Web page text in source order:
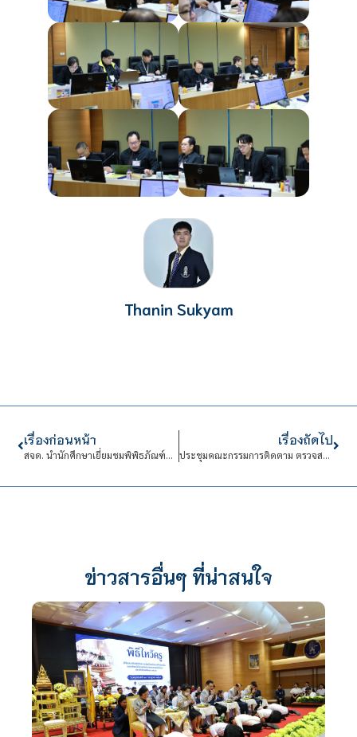
Thanin Sukyam
เรื่องก่อนหน้า
สจด. นำนักศึกษาเยี่ยมชมพิพิธภัณฑ์พระรามเก้า และ FUTURIUM ศูนย์นวัตกรรมแห่งอนาคต
เรื่องถัดไป
ประชุมคณะกรรมการติดตาม ตรวจสอบ และประเมินผลการปฏิบัติงานของสถาบันเทคโนโลยีจิตรลดา
ข่าวสารอื่นๆ ที่น่าสนใจ